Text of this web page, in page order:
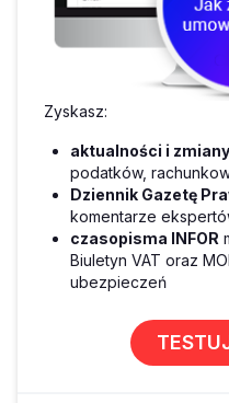
Zyskasz:
aktualności i
podatków,
Dziennik Gazetę
komentarze
czasopisma INFOR
Biuletyn VAT oraz
ubezpieczeń